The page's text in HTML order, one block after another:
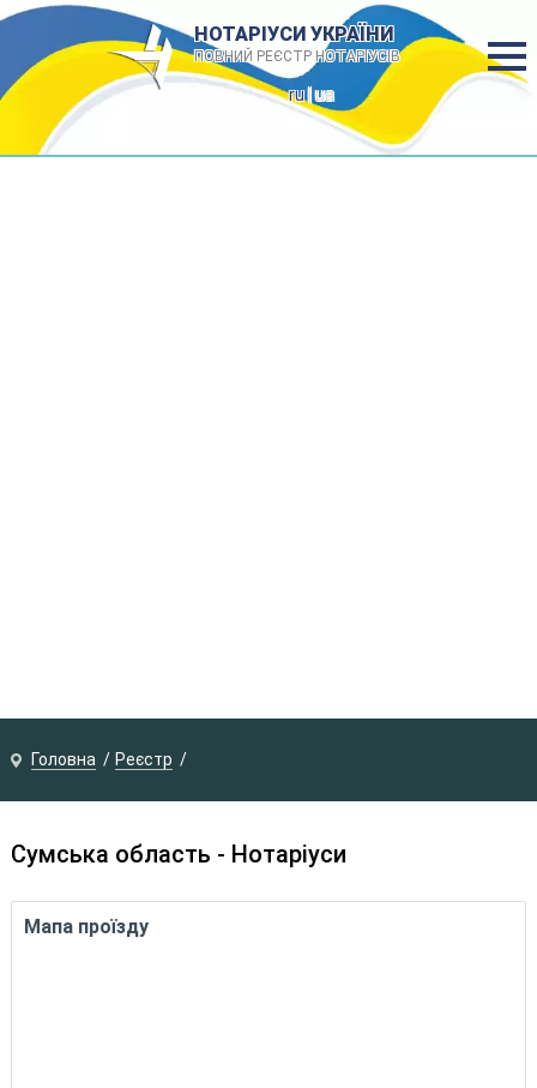
НОТАРІУСИ УКРАЇНИ
ПОВНИЙ РЕЄСТР НОТАРІУСІВ
ru| ua
Головна Реєстр
Сумська область - Нотаріуси
Мапа проїзду